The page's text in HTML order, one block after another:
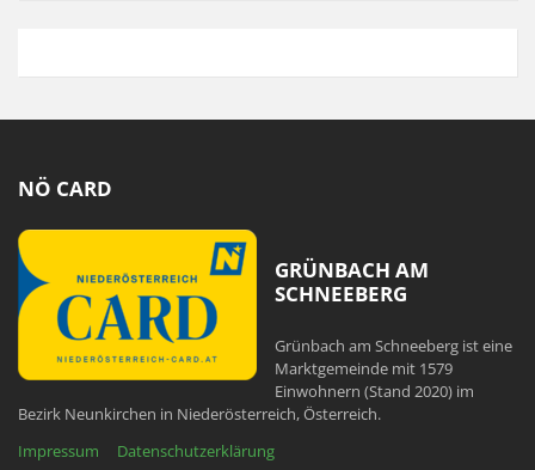
NÖ CARD
GRÜNBACH AM
SCHNEEBERG
Grünbach am Schneeberg ist eine
Marktgemeinde mit 1579
Einwohnern (Stand 2020) im
Bezirk Neunkirchen in Niederösterreich, Österreich.
Impressum
Datenschutzerklärung